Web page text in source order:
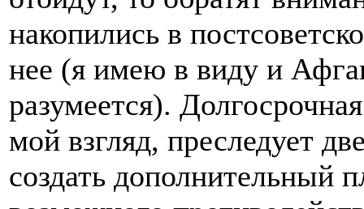
накопились в
нее (я имею в виду и
разумеется).
мой взгляд, преследует
создать дополнительный